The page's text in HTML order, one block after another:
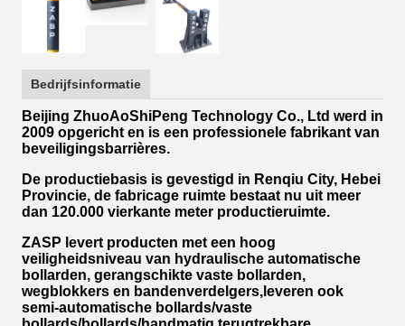
Bedrijfsinformatie
Beijing ZhuoAoShiPeng Technology Co., Ltd werd in
2009 opgericht en is een professionele fabrikant van
beveiligingsbarrières.
De productiebasis is gevestigd in Renqiu City, Hebei
Provincie, de fabricage ruimte bestaat nu uit meer
dan 120.000 vierkante meter productieruimte.
ZASP levert producten met een hoog
veiligheidsniveau van hydraulische automatische
bollarden, gerangschikte vaste bollarden,
wegblokkers en bandenverdelgers,leveren ook
semi-automatische bollards/vaste